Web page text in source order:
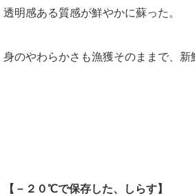
透明感ある質感が鮮やかに蘇った。
身のやわらかさも漁獲そのままで、新
【－２０℃で保存した、しらす】